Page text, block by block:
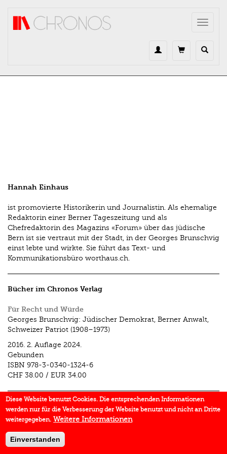
Toggle
Hannah Einhaus
ist promovierte Historikerin und Journalistin. Als ehemalige
Redaktorin einer Berner Tageszeitung und als
Chefredaktorin des Magazins «Forum» über das jüdische
Bern ist sie vertraut mit der Stadt, in der Georges Brunschvig
einst lebte und wirkte. Sie führt das Text- und
Kommunikationsbüro worthaus.ch.
Bücher im Chronos Verlag
Für Recht und Würde
Georges Brunschvig: Jüdischer Demokrat, Berner Anwalt,
Schweizer Patriot (1908–1973)
2016. 2. Auflage 2024.
Gebunden
ISBN 978-3-0340-1324-6
CHF 38.00 / EUR 34.00
Aufsätze im Chronos Verlag
In:Wie über Wolken
Diese Website benutzt Cookies. Die entsprechenden Informationen
werden nur für die Verbesserung der Website benutzt und nicht an Dritte
weitergegeben. Weitere Informationen
Einverstanden